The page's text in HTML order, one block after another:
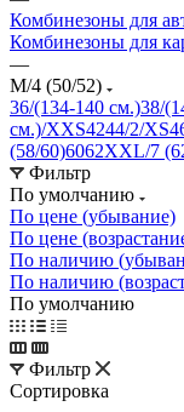
Комбинезоны для
Комбинезоны для
—
M/4 (50/52)
36/(134-140 см.)38/
см.)/XXS4244/2/XS
(58/60)6062XXL/7
Фильтр
По умолчанию
По цене (убывание)
По цене
По наличию
По наличию
По умолчанию
Фильтр
Сортировка